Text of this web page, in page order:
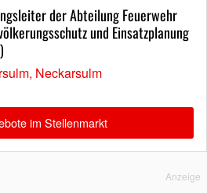
der Abteilung Feuerwehr
und Einsatzplanung
Neckarsulm
im Stellenmarkt
Anzeige